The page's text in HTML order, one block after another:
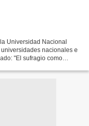
Universidad Nacional
nacionales e
"El sufragio como